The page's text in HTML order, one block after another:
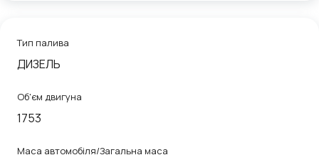
Тип палива
ДИЗЕЛЬ
Об'єм двигуна
1753
Маса автомобіля/Загальна маса